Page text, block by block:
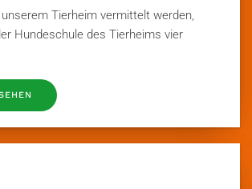
Tierheim vermittelt werden,
Hundeschule des Tierheims vier